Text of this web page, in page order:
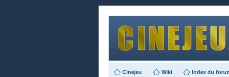
Cinejeu Wiki Index du